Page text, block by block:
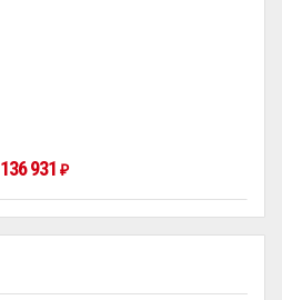
136 931 ₽